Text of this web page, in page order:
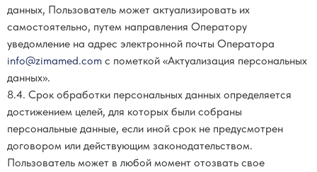
данных, Пользователь может актуализировать их
самостоятельно, путем направления Оператору
уведомление на адрес электронной почты Оператора
info@zimamed.com с пометкой «Актуализация персональных
данных».
8.4. Срок обработки персональных данных определяется
достижением целей, для которых были собраны
персональные данные, если иной срок не предусмотрен
договором или действующим законодательством.
Пользователь может в любой момент отозвать свое